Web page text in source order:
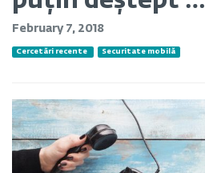
February 7, 2018
Cercetări recente Securitate mobilă